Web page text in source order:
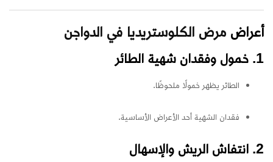
أعراض مرض الكلوستريديا في الدواجن
1. خمول وفقدان شهية الطائر
الطائر يظهر خمولًا ملحوظًا.
فقدان الشهية أحد الأعراض الأساسية.
2. انتفاش الريش والإسهال